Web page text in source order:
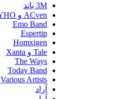
3M باند
ACven و TEYHO
Emo Band
Espertip
Homxigen
Tale و Xanta
The Ways
Today Band
Various Artists
آراد